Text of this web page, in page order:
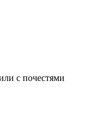
с почестями